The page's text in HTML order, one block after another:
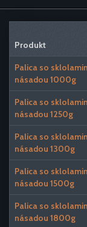
Produkt
Palica so
násadou 1000g
Palica so
násadou 1250g
Palica so
násadou 1300g
Palica so
násadou 1500g
Palica so
násadou 1800g